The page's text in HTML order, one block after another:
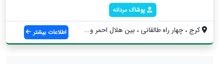
پوشاک مردانه
كرج ، چهار راه طالقاني ، بين هلال احمر و... اطلاعات بیشتر